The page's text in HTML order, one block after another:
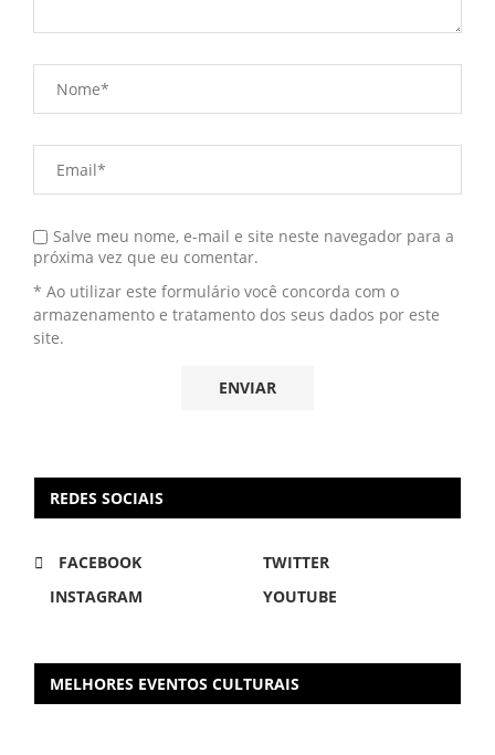
Salve meu nome, e-mail e site neste navegador para a
próxima vez que eu comentar.
* Ao utilizar este formulário você concorda com o
armazenamento e tratamento dos seus dados por este
site.
REDES SOCIAIS
FACEBOOK
TWITTER
INSTAGRAM
YOUTUBE
MELHORES EVENTOS CULTURAIS